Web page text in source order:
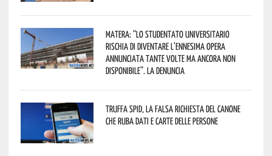
Matera: “Lo studentato universitario
rischia di diventare l’ennesima opera
annunciata tante volte ma ancora non
disponibile”. La denuncia
Truffa Spid, la falsa richiesta del canone
che ruba dati e carte delle persone